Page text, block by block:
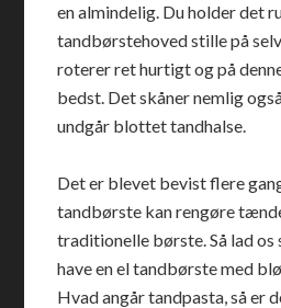
en almindelig. Du holder det
tandbørstehoved stille på
roterer ret hurtigt og på
bedst. Det skåner nemlig
undgår blottet tandhalse.
Det er blevet bevist flere
tandbørste kan rengøre
traditionelle børste. Så lad os
have en el tandbørste med
Hvad angår tandpasta, så er